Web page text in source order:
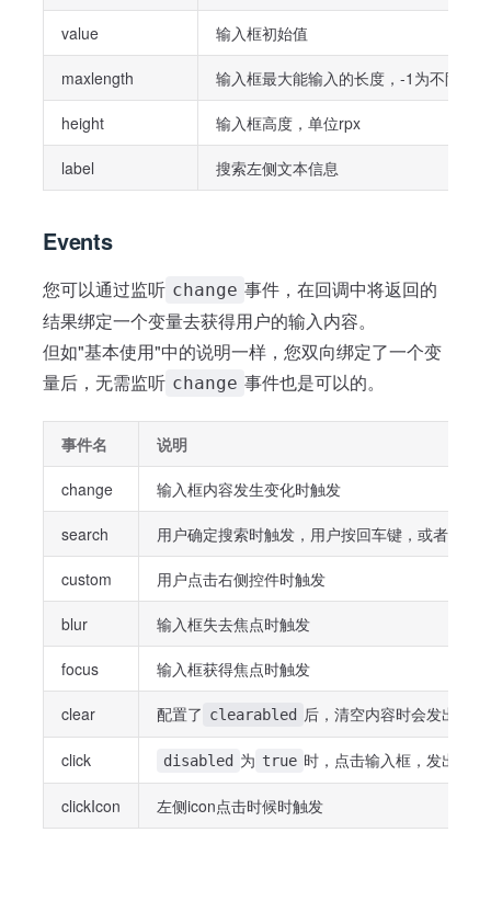
value 输入框初始值
maxlength 输入框最大能输入的长度，-1为不限制
height 输入框高度，单位rpx
label 搜索左侧文本信息
Events
您可以通过监听 change 事件，在回调中将返回的
结果绑定一个变量去获得用户的输入内容。
但如"基本使用"中的说明一样，您双向绑定了一个变
量后，无需监听 change 事件也是可以的。
事件名 说明
change 输入框内容发生变化时触发
search 用户确定搜索时触发，用户按回车键，或者手机
custom 用户点击右侧控件时触发
blur 输入框失去焦点时触发
focus 输入框获得焦点时触发
clear 配置了 clearabled 后，清空内容时会发出此
click disabled 为 true 时，点击输入框，发出此
clickIcon 左侧icon点击时候时触发